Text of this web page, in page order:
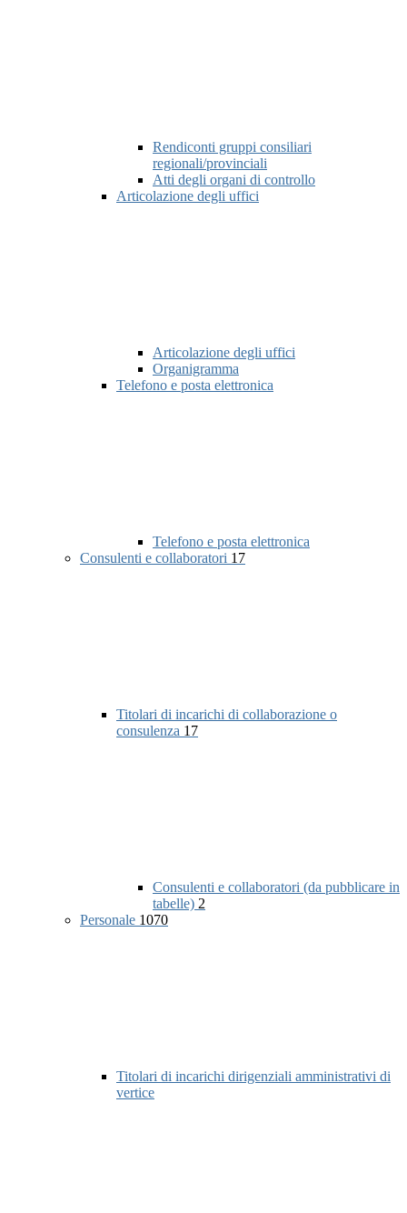
Rendiconti gruppi consiliari
regionali/provinciali
Atti degli organi di controllo
Articolazione degli uffici
Articolazione degli uffici
Organigramma
Telefono e posta elettronica
Telefono e posta elettronica
Consulenti e collaboratori 17
Titolari di incarichi di collaborazione o
consulenza 17
Consulenti e collaboratori (da pubblicare in
tabelle) 2
Personale 1070
Titolari di incarichi dirigenziali amministrativi di
vertice